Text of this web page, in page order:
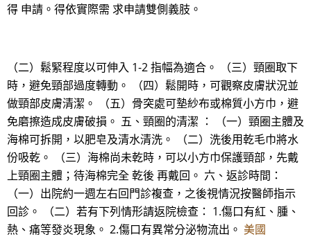
得 申請。得依實際需 求申請雙側義肢。
（二）鬆緊程度以可伸入 1-2 指幅為適合。 （三）頸圈取下
時，避免頸部過度轉動。 （四）鬆開時，可觀察皮膚狀況並
做頸部皮膚清潔。 （五）骨突處可墊紗布或棉質小方巾，避
免磨擦造成皮膚破損。 五、頸圈的清潔 ： （一）頸圈主體及
海棉可拆開，以肥皂及清水清洗。 （二）洗後用乾毛巾將水
份吸乾。 （三）海棉尚未乾時，可以小方巾保護頸部，先戴
上頸圈主體；待海棉完全 乾後 再戴回。 六、返診時間：
（一）出院約一週左右回門診複查，之後視情況按醫師指示
回診。 （二）若有下列情形請返院檢查： 1.傷口有紅、腫、
熱、痛等發炎現象。 2.傷口有異常分泌物流出。 美國